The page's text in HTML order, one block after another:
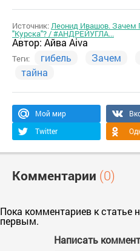
Источник:Леонид Ивашов. Зачем
"Курска"? / #АНДРЕЙУГЛА...
Автор: Айва Aiva
Теги: гибель Зачем
тайна
Мой мир
Twitter
Комментарии (0)
Пока комментариев к статье
первым.
Написать